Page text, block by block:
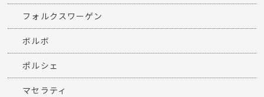
フォルクスワーゲン
ボルボ
ポルシェ
マセラティ